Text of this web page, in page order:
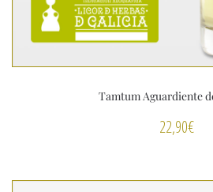
Tamtum Aguardiente
22,90€